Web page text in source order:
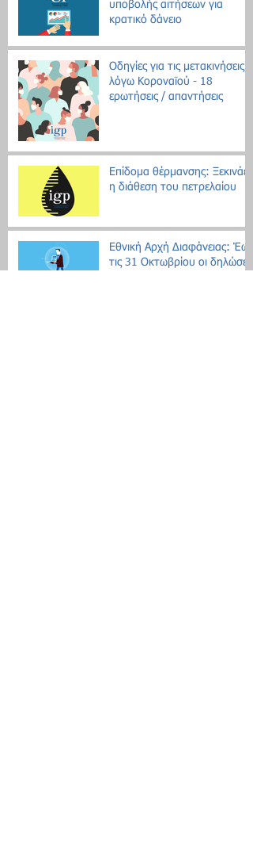
υποβολής αιτήσεων για
κρατικό δάνειο
Οδηγίες για τις μετακινήσεις
λόγω Κοροναϊού - 18
ερωτήσεις / απαντήσεις
Επίδομα θέρμανσης: Ξεκινάει
η διάθεση του πετρελαίου
Εθνική Αρχή Διαφάνειας: Έως
τις 31 Οκτωβρίου οι δηλώσεις